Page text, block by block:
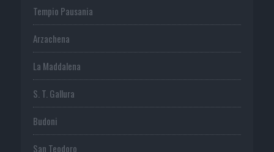
Tempio Pausania
Arzachena
La Maddalena
S. T. Gallura
Budoni
San Teodoro